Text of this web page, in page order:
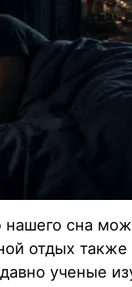
нашего сна
отдых
ученые